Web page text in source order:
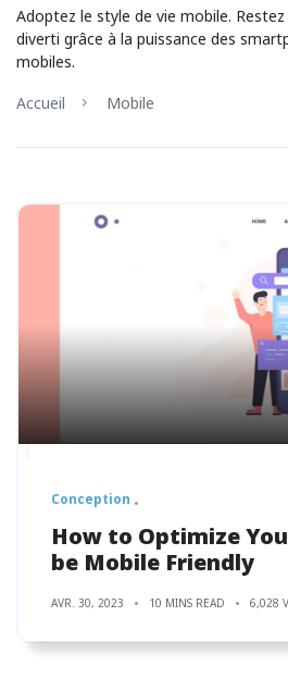
Adoptez le style de vie mobile.
diverti grâce à la puissance des
mobiles.
Accueil
Mobile
Conception
How to Optimize
be Mobile Friendly
AVR. 30, 2023 10 MINS READ 6,028